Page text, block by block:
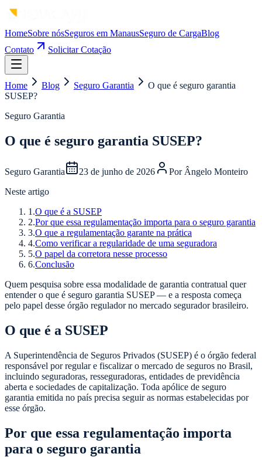
HomeSobre nósSeguros em ManausSeguro de CargaBlog
Contato
Solicitar Cotação
Home Blog Seguro Garantia
O que é seguro garantia
SUSEP?
Seguro Garantia
O que é seguro garantia SUSEP?
Seguro Garantia 23 de junho de 2026 Por Ângelo Monteiro
Neste artigo
1 .O que é a SUSEP
2.Por que essa regulamentação importa para o seguro garantia
3.O que a regulamentação garante na prática
4.Como verificar a regularidade de uma seguradora
5.O papel da corretora nesse processo
6.Conclusão
Quem pesquisa sobre essa modalidade de garantia contratual quer
entender o que é seguro garantia SUSEP — e a resposta começa
pelo papel desse órgão regulador no mercado segurador brasileiro.
O que é a SUSEP
A Superintendência de Seguros Privados (SUSEP) é o órgão federal
responsável por regular e fiscalizar o mercado de seguros no Brasil,
incluindo seguradoras, resseguradoras, entidades de previdência
aberta e sociedades de capitalização. Toda apólice de seguro
garantia emitida no país precisa seguir as normas estabelecidas por
esse órgão.
Por que essa regulamentação importa
para o seguro garantia